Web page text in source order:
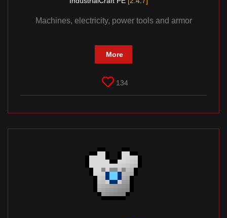
Machines, electricity, power tools and armor
More
134